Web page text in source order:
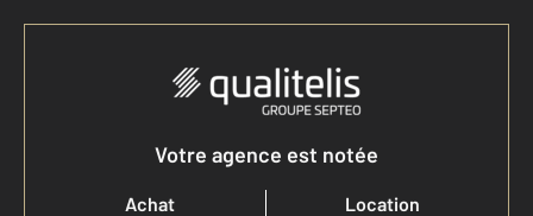
Votre agence est notée
Achat
Location